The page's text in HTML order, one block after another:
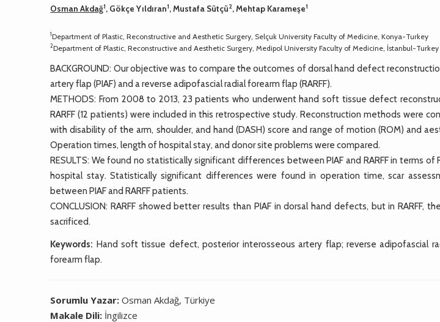
Osman Akdağ1, Gökçe Yıldıran1, Mustafa Sütçü2, Mehtap Karameşe1
1Department of Plastic, Reconstructive and Aesthetic Surgery, Selçuk University Faculty of Medicine, Konya-Turkey
2Department of Plastic, Reconstructive and Aesthetic Surgery, Medipol University Faculty of Medicine, İstanbul-Turkey
BACKGROUND: Our objective was to compare the outcomes of dorsal hand defect
artery flap (PIAF) and a reverse adipofascial radial forearm flap (RARFF).
METHODS: From 2008 to 2013, 23 patients who underwent hand soft tissue defect
RARFF (12 patients) were included in this retrospective study. Reconstruction methods were
with disability of the arm, shoulder, and hand (DASH) score and range of motion (ROM) and
Operation times, length of hospital stay, and donor site problems were compared.
RESULTS: We found no statistically significant differences between PIAF and RARFF in terms of
hospital stay. Statistically significant differences were found in operation time, scar
between PIAF and RARFF patients.
CONCLUSION: RARFF showed better results than PIAF in dorsal hand defects, but in RARFF,
sacrificed.
Keywords: Hand soft tissue defect, posterior interosseous artery flap; reverse adipofascial
forearm flap.
Sorumlu Yazar:Osman Akdağ, Türkiye
Makale Dili: İngilizce